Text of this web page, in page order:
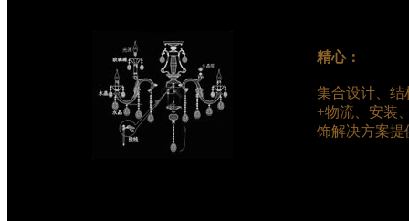
精心：
集合设计、结
+物流、安装
饰解决方案提